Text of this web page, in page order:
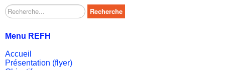
Rechercher Recherche
Menu REFH
Accueil
Présentation (flyer)